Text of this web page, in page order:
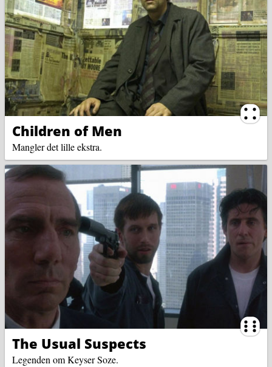
Children of Men
Mangler det lille ekstra.
The Usual Suspects
Legenden om Keyser Soze.